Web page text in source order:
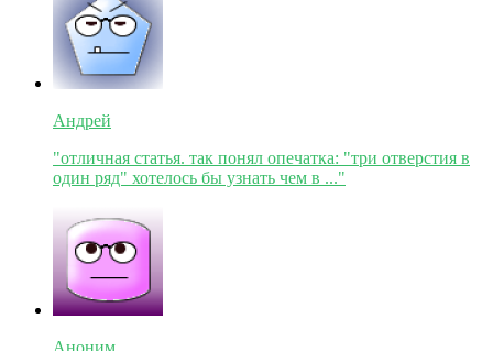
Андрей
"отличная статья. так понял опечатка: "три отверстия в
один ряд" хотелось бы узнать чем в ..."
Аноним